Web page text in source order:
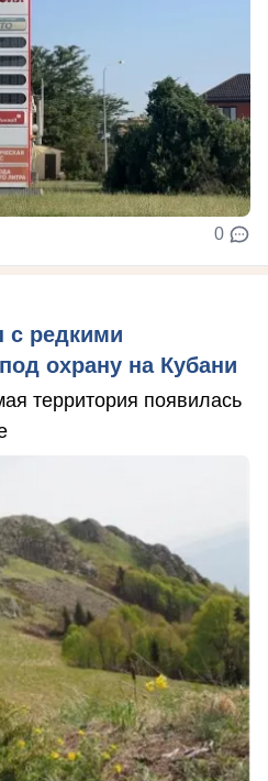
0
с редкими
охрану на Кубани
территория появилась